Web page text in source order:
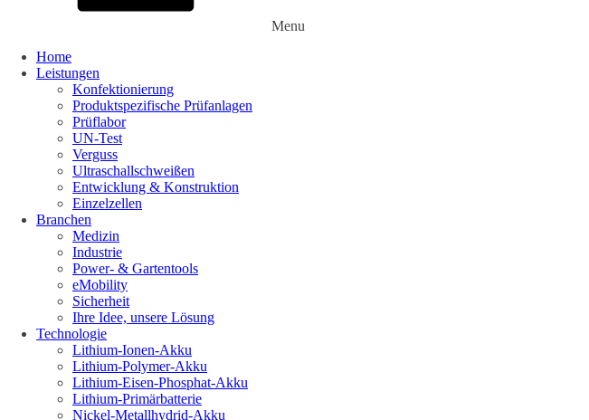
Lorem ipsum dolor sit amet, consetetur sadipscing elitr, sed diam nonumy eirmod aliquyam eratamet.
... mehr erfahren
Unsere Werte
Menu
Home
Leistungen
Konfektionierung
Produktspezifische Prüfanlagen
Prüflabor
UN-Test
Verguss
Ultraschallschweißen
Entwicklung & Konstruktion
Einzelzellen
Branchen
Medizin
Industrie
Power- & Gartentools
eMobility
Sicherheit
Ihre Idee, unsere Lösung
Technologie
Lithium-Ionen-Akku
Lithium-Polymer-Akku
Lithium-Eisen-Phosphat-Akku
Lithium-Primärbatterie
Nickel-Metallhydrid-Akku